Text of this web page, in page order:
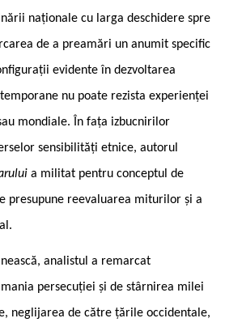
naționale cu larga deschidere spre
de a preamări un anumit specific
evidente în dezvoltarea
nu poate rezista experienței
mondiale. În fața izbucnirilor
sensibilități etnice, autorul
a militat pentru conceptul de
presupune reevaluarea miturilor și a
analistul a remarcat
persecuției și de stârnirea milei
neglijarea de către țările occidentale,